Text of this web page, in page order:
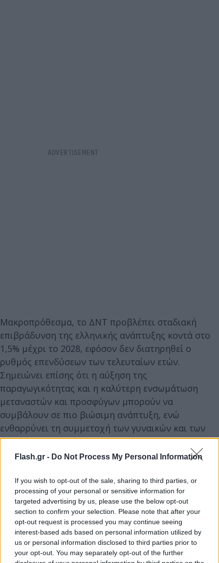
Flash.gr - Do Not Process My Personal Information
If you wish to opt-out of the sale, sharing to third parties, or
processing of your personal or sensitive information for
targeted advertising by us, please use the below opt-out
section to confirm your selection. Please note that after your
opt-out request is processed you may continue seeing
interest-based ads based on personal information utilized by
us or personal information disclosed to third parties prior to
your opt-out. You may separately opt-out of the further
Μακροπρόθεσμα, το ΔΝΤ προβλέπει σταδιακή
επιβράδυνση της ελληνικής ανάπτυξης κοντά στο
1,5% μέχρι το 2028, εφόσον δεν διατηρηθεί ο
ρυθμός επενδύσεων των τελευταίων ετών.
Σημειώνει επίσης ότι η αύξηση της
παραγωγικότητας και η καλύτερη ενσωμάτωση
μεταναστών και προσφύγων μπορούν να
συμβάλουν σε πιο βιώσιμη ανάπτυξη, ενώ
ενθαρρύνει τη συμμετοχή των γυναικών και των
ηλικιωμένων στην αγορά εργασίας.
Όσον αφορά ένα από τα κύρια οικονομικά
ζητήματα της χώρας, τονπληθωρισμό , οι
εκτιμήσεις είναι συγκρατημένα αισιόδοξες. Το 2024
σημειώθηκε 3%, ενώ για το 2025 προβλέπεται
μείωση της τάξης του 0,6% δηλαδή στο 2,4% και
περαιτέρω πτώση το 2026 στο 2,1%. Μάλιστα, η